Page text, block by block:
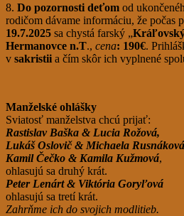
8. Do pozornosti deťom od
rodičom dávame informáciu, že počas
19.7.2025 sa chystá farský „
Hermanovce n.T., cena: 190€.
v sakristii a čím skôr ich vyplnené
Manželské ohlášky
Sviatosť manželstva chcú prijať:
Rastislav Baška & Lucia Rožová,
Lukáš Oslovič & Michaela
Kamil Čečko & Kamila Kužmová,
ohlasujú sa druhý krát.
Peter Lenárt & Viktória Goryľová
ohlasujú sa tretí krát.
Zahrňme ich do svojich modlitieb.